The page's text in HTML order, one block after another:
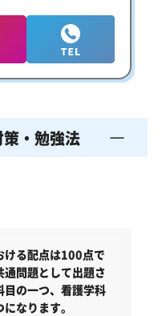
・勉強法
ける配点は100点で
問題として出題さ
の一つ、看護学科
なります。